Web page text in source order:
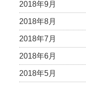
2018年9月
2018年8月
2018年7月
2018年6月
2018年5月